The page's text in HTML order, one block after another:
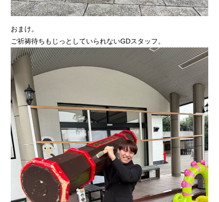
おまけ。
ご祈祷待ちもじっとしていられないGDスタッフ。